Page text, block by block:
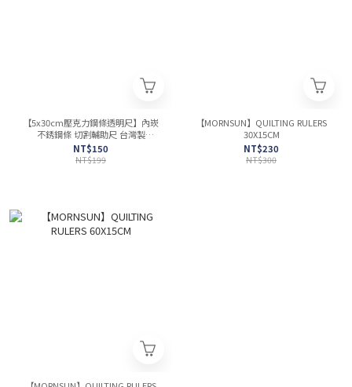
【5x30cm壓克力鋼條透明尺】內崁
不銹鋼條 切割輔助尺 台灣製
_MORNSUN
NT$150
NT$199
【MORNSUN】QUILTING RULERS
30X15CM
NT$230
NT$300